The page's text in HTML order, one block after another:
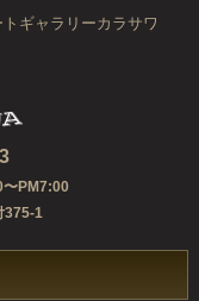
ギャラリーカラサワ
〜PM7:00
375-1